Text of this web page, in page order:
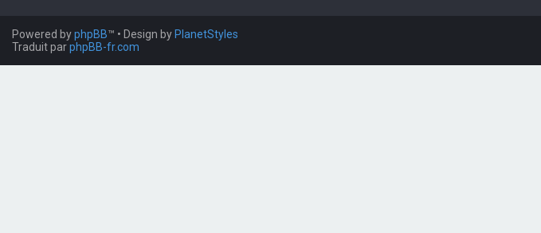
Powered byphpBB™ • Design by PlanetStyles
Traduit parphpBB-fr.com